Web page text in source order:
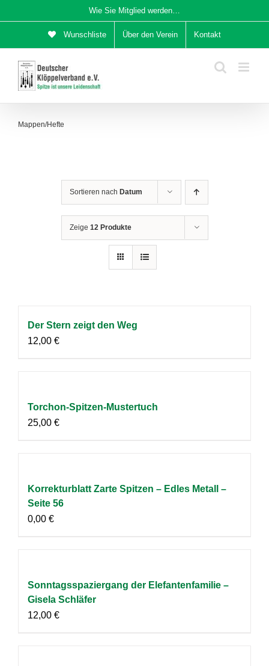
Inhalt
Wie Sie Mitglied werden…
Wunschliste Über den Verein Kontakt
Mappen/Hefte
Sortieren nach Datum
Zeige 12 Produkte
Der Stern zeigt den Weg
12,00 €
Torchon-Spitzen-Mustertuch
25,00 €
Korrekturblatt Zarte Spitzen – Edles Metall –
Seite 56
0,00 €
Sonntagsspaziergang der Elefantenfamilie –
Gisela Schläfer
12,00 €